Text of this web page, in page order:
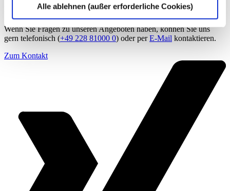
Alle ablehnen (außer erforderliche Cookies)
Wenn Sie Fragen zu unseren Angeboten haben, können Sie uns
gern telefonisch (+49 228 81000 0) oder perE-Mail kontaktieren.
Zum Kontakt